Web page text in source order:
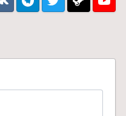
VK TelegramTwitter Steam